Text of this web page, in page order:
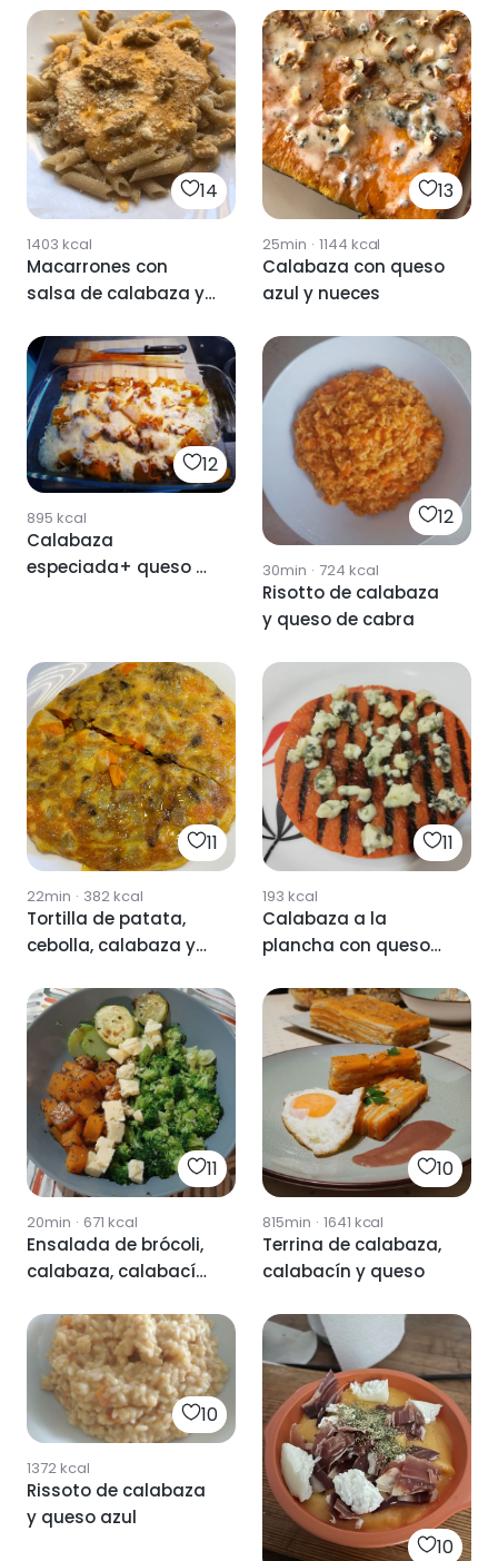
14
1403 kcal
Macarrones con
salsa de calabaza y
13
25min · 1144 kcal
Calabaza con queso
azul y nueces
12
895 kcal
Calabaza
especiada+ queso al
12
30min · 724 kcal
Risotto de calabaza
y queso de cabra
11
22min · 382kcal
Tortilla de patata,
cebolla, calabaza y
11
193 kcal
Calabaza a la
plancha con queso
11
20min · 671 kcal
Ensalada de brócoli,
calabaza, calabacín
10
815min · 1641 kcal
Terrina de calabaza,
calabacín y queso
10
1372kcal
Rissoto de calabaza
y queso azul
10